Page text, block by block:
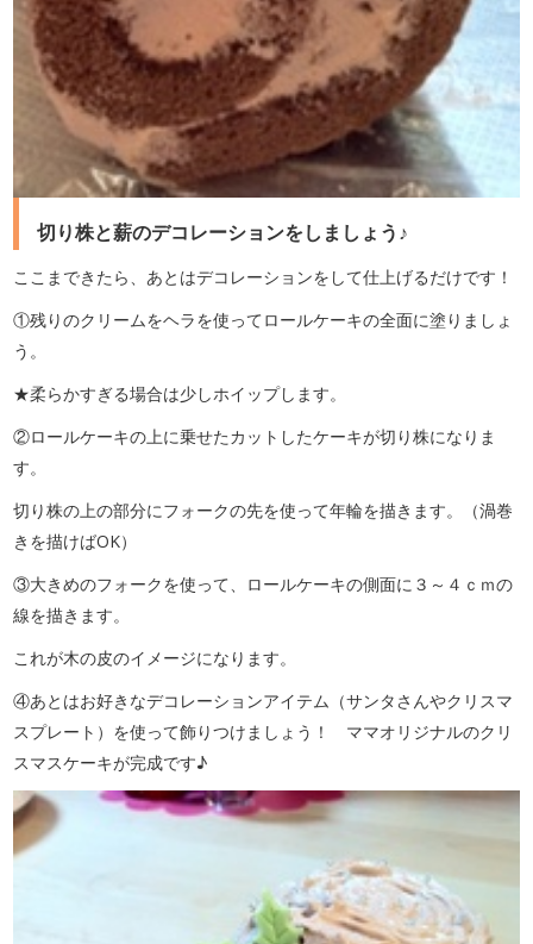
切り株と薪のデコレーションをしましょう♪
ここまできたら、あとはデコレーションをして仕上げるだけです！
①残りのクリームをヘラを使ってロールケーキの全面に塗りましょ
う。
★柔らかすぎる場合は少しホイップします。
②ロールケーキの上に乗せたカットしたケーキが切り株になりま
す。
切り株の上の部分にフォークの先を使って年輪を描きます。（渦巻
きを描けばOK）
③大きめのフォークを使って、ロールケーキの側面に３～４ｃｍの
線を描きます。
これが木の皮のイメージになります。
④あとはお好きなデコレーションアイテム（サンタさんやクリスマ
スプレート）を使って飾りつけましょう！ ママオリジナルのクリ
スマスケーキが完成です♪